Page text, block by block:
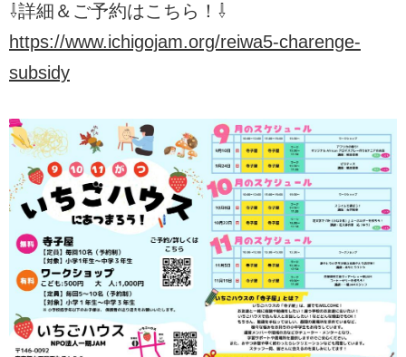
⇩詳細＆ご予約はこちら！⇩
https://www.ichigojam.org/reiwa5-charenge-
subsidy